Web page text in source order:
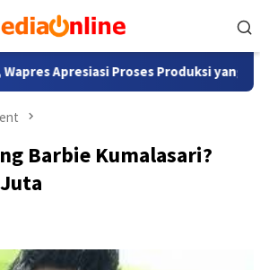
Apresiasi Proses Produksi yang Inovatif
Barbie Kumalasari?